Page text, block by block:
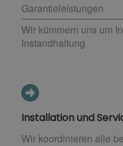
Garantieleistungen
Wir kümmern uns um
Instandhaltung
Installation und
Wir koordinieren alle